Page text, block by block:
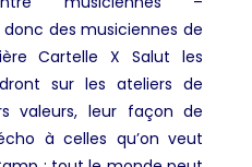
des musiciennes de
Cartelle X Salut les
sur les ateliers de
valeurs, leur façon de
à celles qu’on veut